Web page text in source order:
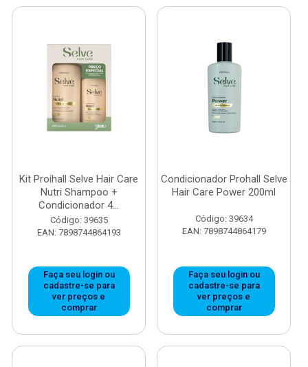
Kit Proihall Selve Hair Care
Nutri Shampoo +
Condicionador 4...
Código: 39635
EAN: 7898744864193
Faça seu login ou
cadastre-se para
ver preços e
comprar
Condicionador Prohall Selve
Hair Care Power 200ml
Código: 39634
EAN: 7898744864179
Faça seu login ou
cadastre-se para
ver preços e
comprar